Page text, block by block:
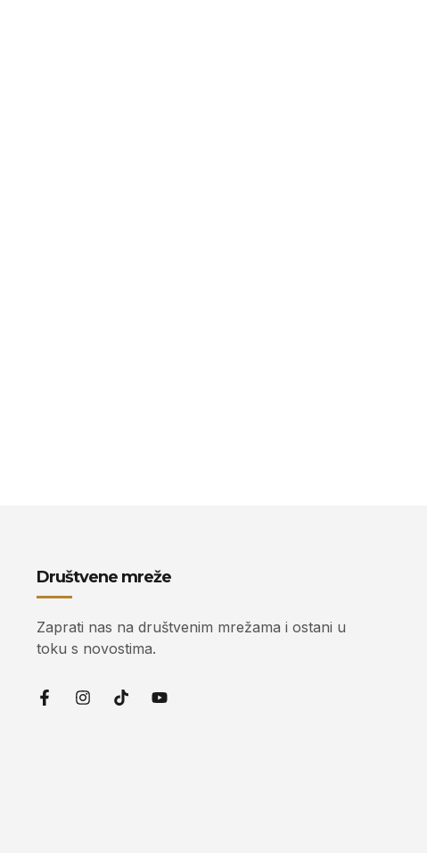
Društvene mreže
Zaprati nas na društvenim mrežama i ostani u
toku s novostima.